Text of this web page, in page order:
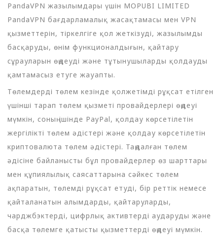
PandaVPN жазылымдары үшін MOPUBI LIMITED
PandaVPN бағдарламалық жасақтамасы мен VPN
қызметтерін, тіркелгіге қол жеткізуді, жазылымды
басқаруды, өнім функционалдығын, қайтару
сұрауларын өңдеуді және тұтынушыларды қолдауды
қамтамасыз етуге жауапты.
Төлемдерді төлем кезінде қолжетімді рұқсат етілген
үшінші тарап төлем қызметі провайдерлері өңдеуі
мүмкін, соның ішінде PayPal, қолдау көрсетілетін
жергілікті төлем әдістері және қолдау көрсетілетін
криптовалюта төлем әдістері. Таңдалған төлем
әдісіне байланысты бұл провайдерлер өз шарттары
мен құпиялылық саясаттарына сәйкес төлем
ақпаратын, төлемді рұқсат етуді, бір реттік немесе
қайталанатын алымдарды, қайтаруларды,
чарджбэктерді, цифрлық активтерді аударуды және
басқа төлемге қатысты қызметтерді өңдеуі мүмкін.